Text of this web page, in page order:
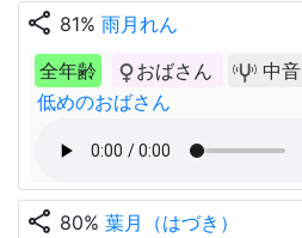
share 81% 雨月れん
全年齢
おばさん 中音
低めのおばさん
share 80% 葉月（はづき）